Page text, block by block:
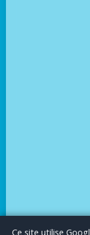
Le Blog
Ce site utilise